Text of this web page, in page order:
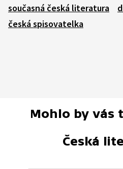
současná česká literatura
česká spisovatelka
Mohlo by vás
Česká